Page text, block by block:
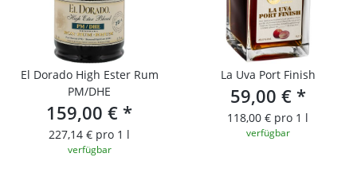
El Dorado High Ester Rum
PM/DHE
159,00 € *
227,14 € pro 1 l
verfügbar
La Uva Port Finish
59,00 € *
118,00 € pro 1 l
verfügbar